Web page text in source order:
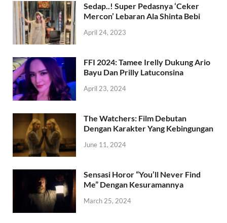
Sedap..! Super Pedasnya ‘Ceker
Mercon’ Lebaran Ala Shinta Bebi
April 24, 2023
FFI 2024: Tamee Irelly Dukung Ario
Bayu Dan Prilly Latuconsina
April 23, 2024
The Watchers: Film Debutan
Dengan Karakter Yang Kebingungan
June 11, 2024
Sensasi Horor “You’ll Never Find
Me” Dengan Kesuramannya
March 25, 2024